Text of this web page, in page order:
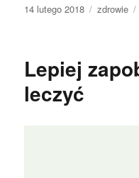
Data
14 lutego 2018 Kategorie
zdrowie
Lepiej
leczyć